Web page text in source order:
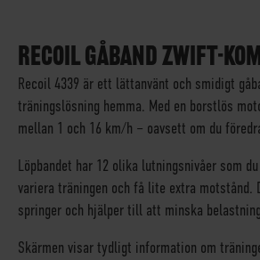
THE
BEGINNING
OF
THE
IMAGES
RECOIL GÅBAND ZWIFT-
Recoil 4339 är ett lättanvänt och smidigt
träningslösning hemma. Med en borstlös
mellan 1 och 16 km/h – oavsett om du
Löpbandet har 12 olika lutningsnivåer som
variera träningen och få lite extra motstånd.
springer och hjälper till att minska
Skärmen visar tydligt information om